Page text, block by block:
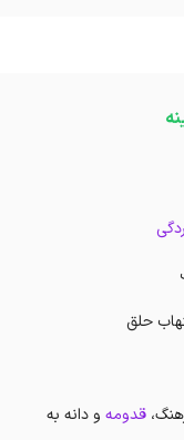
حلق
قدومه و دانه به